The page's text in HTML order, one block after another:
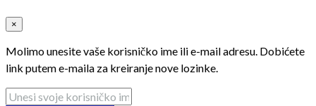
×
Molimo unesite vaše korisničko ime ili e-mail adresu. Dobićete
link putem e-maila za kreiranje nove lozinke.